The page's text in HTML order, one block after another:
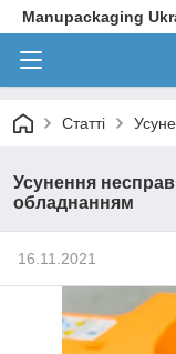
Manupackaging
Статті
Усунення
обладнанням
16.11.2021